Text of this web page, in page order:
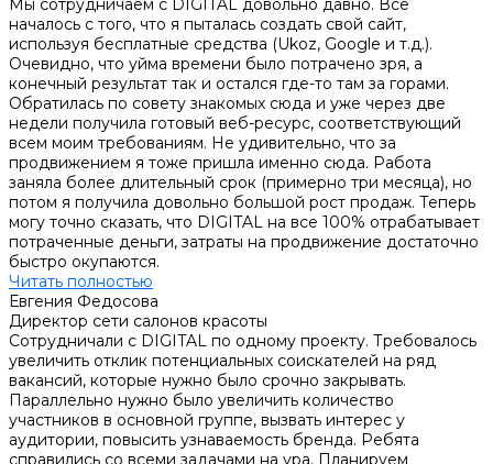
Мы сотрудничаем с DIGITAL довольно давно. Все
началось с того, что я пыталась создать свой сайт,
используя бесплатные средства (Ukoz, Google и т.д.).
Очевидно, что уйма времени было потрачено зря, а
конечный результат так и остался где-то там за горами.
Обратилась по совету знакомых сюда и уже через две
недели получила готовый веб-ресурс, соответствующий
всем моим требованиям. Не удивительно, что за
продвижением я тоже пришла именно сюда. Работа
заняла более длительный срок (примерно три месяца), но
потом я получила довольно большой рост продаж. Теперь
могу точно сказать, что DIGITAL на все 100% отрабатывает
потраченные деньги, затраты на продвижение достаточно
быстро окупаются.
Читать полностью
Евгения Федосова
Директор сети салонов красоты
Сотрудничали с DIGITAL по одному проекту. Требовалось
увеличить отклик потенциальных соискателей на ряд
вакансий, которые нужно было срочно закрывать.
Параллельно нужно было увеличить количество
участников в основной группе, вызвать интерес у
аудитории, повысить узнаваемость бренда. Ребята
справились со всеми задачами на ура. Планируем